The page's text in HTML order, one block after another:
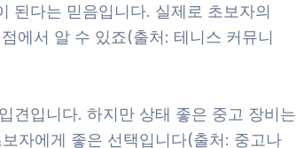
된다는 믿음입니다. 실제로 초보자의
에서 알 수 있죠(출처: 테니스 커뮤니
견입니다. 하지만 상태 좋은 중고 장비는
자에게 좋은 선택입니다(출처: 중고나